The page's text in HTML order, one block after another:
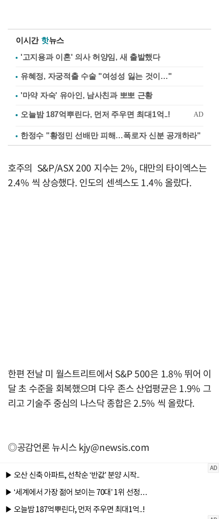
이시간 핫뉴스
'고지용과 이혼' 의사 허양임, 새 출발했다
유혜정, 자궁적출 수술 "여성성 잃는 것이…"
'마약 자숙' 유아인, 남사친과 뽀뽀 근황
한정수 "황정민 선배만 피해…폭로자 신분 공개하라"
호주의 S&P/ASX 200 지수는 2%, 대만의 타이엑스는
2.4% 씩 상승했다. 인도의 센섹스도 1.4% 올랐다.
한편 전날 미 월스트리트에서 S&P 500은 1.8% 뛰어 이
달 초 수준을 회복했으며 다우 존스 산업평균은 1.9% 그
리고 기술주 중심의 나스닥 종합은 2.5% 씩 올랐다.
◎공감언론 뉴시스kjy@newsis.com